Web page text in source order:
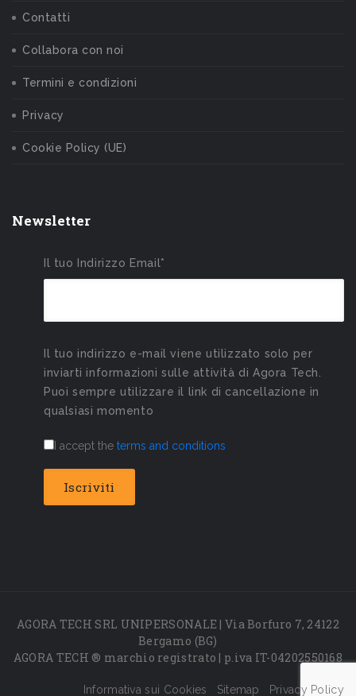
Contatti
Collabora con noi
Termini e condizioni
Privacy
Cookie Policy (UE)
Newsletter
Il tuo Indirizzo Email*
Il tuo indirizzo e-mail viene utilizzato solo per
inviarti informazioni sulle attività di Agora Tech.
Puoi sempre utilizzare il link di cancellazione in
qualsiasi momento
I accept the terms and conditions
AGORA TECH SRL UNIPERSONALE | Via Borfuro 7, 24122
Bergamo (BG)
AGORA TECH ® marchio registrato | p.iva IT-04202550168
Informativa sui Cookies Sitemap Privacy Policy